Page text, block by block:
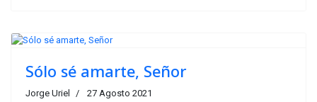
Sólo sé amarte, Señor
Jorge Uriel 27 Agosto 2021